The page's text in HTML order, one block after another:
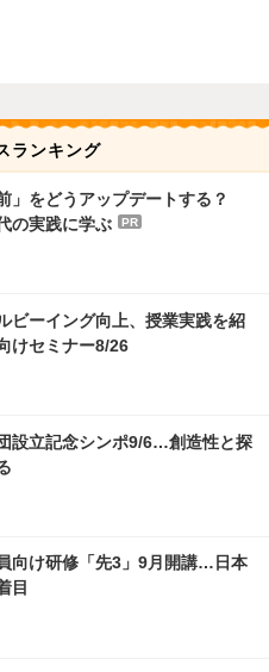
ランキング
」をどうアップデートする？
の実践に学ぶ
PR
ビーイング向上、授業実践を紹
けセミナー8/26
設立記念シンポ9/6…創造性と探
向け研修「先3」9月開講…日本
目